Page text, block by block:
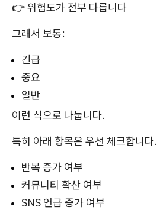
👉 위험도가 전부 다릅니다
그래서 보통:
긴급
중요
일반
이런 식으로 나눕니다.
특히 아래 항목은 우선 체크합니다.
반복 증가 여부
커뮤니티 확산 여부
SNS 언급 증가 여부